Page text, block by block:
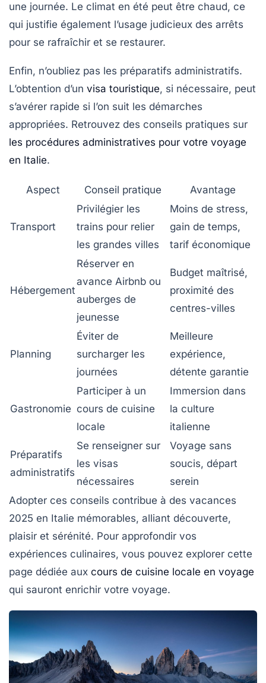
une journée. Le climat en été peut être chaud, ce
qui justifie également l’usage judicieux des arrêts
pour se rafraîchir et se restaurer.
Enfin, n’oubliez pas les préparatifs administratifs.
L’obtention d’un visa touristique, si nécessaire, peut
s’avérer rapide si l’on suit les démarches
appropriées. Retrouvez des conseils pratiques sur
les procédures administratives pour votre voyage
en Italie.
Aspect Conseil pratique Avantage
Transport
Privilégier les
trains pour relier
les grandes villes
Moins de stress,
gain de temps,
tarif économique
Hébergement
Réserver en
avance Airbnb ou
auberges de
jeunesse
Budget maîtrisé,
proximité des
centres-villes
Planning
Éviter de
surcharger les
journées
Meilleure
expérience,
détente garantie
Gastronomie
Participer à un
cours de cuisine
locale
Immersion dans
la culture
italienne
Préparatifs
administratifs
Se renseigner sur
les visas
nécessaires
Voyage sans
soucis, départ
serein
Adopter ces conseils contribue à des vacances
2025 en Italie mémorables, alliant découverte,
plaisir et sérénité. Pour approfondir vos
expériences culinaires, vous pouvez explorer cette
page dédiée aux cours de cuisine locale en voyage
qui sauront enrichir votre voyage.